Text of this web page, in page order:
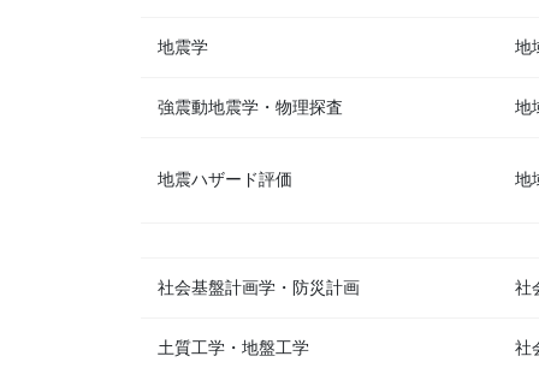
地震学 地
強震動地震学・物理探査 地
地震ハザード評価 地
社会基盤計画学・防災計画 社
土質工学・地盤工学 社